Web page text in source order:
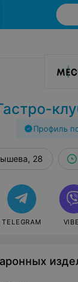
Профиль
28
TELEGRAM